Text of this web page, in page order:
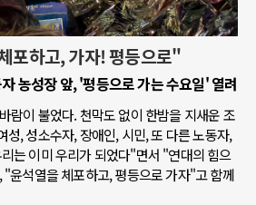
포하고, 가자! 평등으로"
농성장 앞, '평등으로 가는 수요일' 열려
람이 불었다. 천막도 없이 한밤을 지새운 조
성, 성소수자, 장애인, 시민, 또 다른 노동자,
는 이미 우리가 되었다"면서 "연대의 힘으
윤석열을 체포하고, 평등으로 가자"고 함께